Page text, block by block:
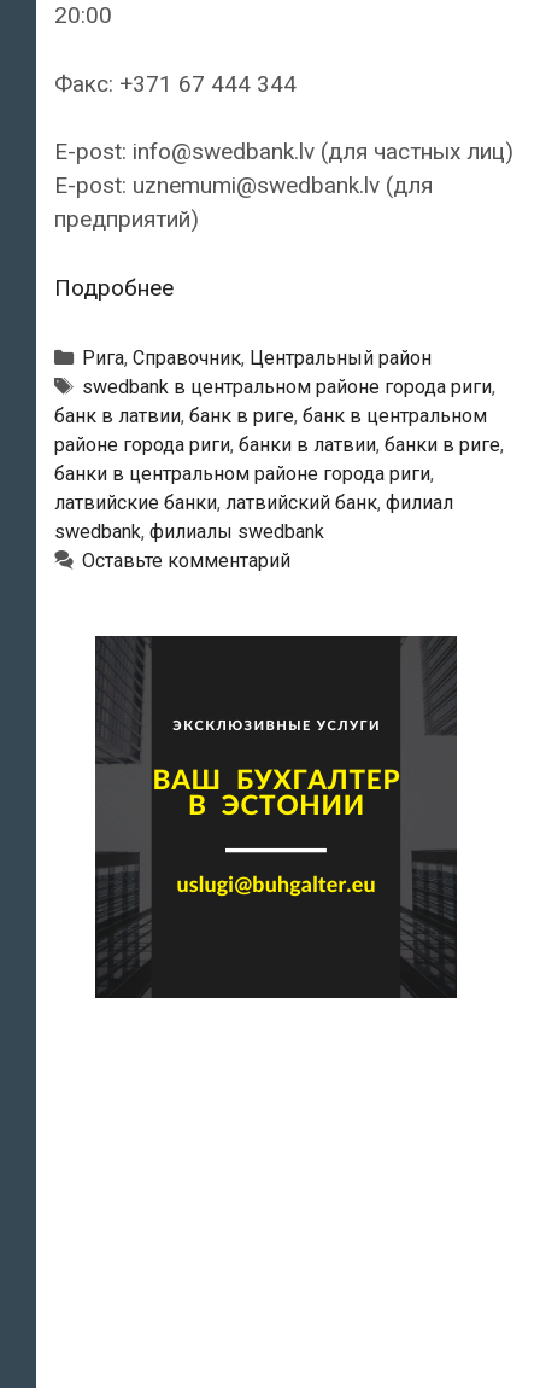
20:00
Факс: +371 67 444 344
E-post: info@swedbank.lv (для частных лиц)
E-post: uznemumi@swedbank.lv (для
предприятий)
ПодробнееSwedbank
Филиал
«Centrs»
Рубрики
Рига, Справочник, Центральный район
Тэги
swedbank в центральном районе города риги,
банк в латвии, банк в риге, банк в центральном
районе города риги, банки в латвии, банки в риге,
банки в центральном районе города риги,
латвийские банки, латвийский банк, филиал
swedbank, филиалы swedbank
Оставьте комментарий